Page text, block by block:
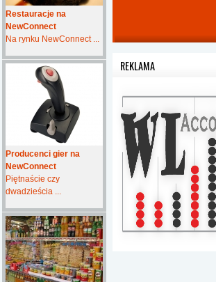
Restauracje na
NewConnect
Na rynku NewConnect ...
Producenci gier na
NewConnect
Piętnaście czy
dwadzieścia ...
REKLAMA